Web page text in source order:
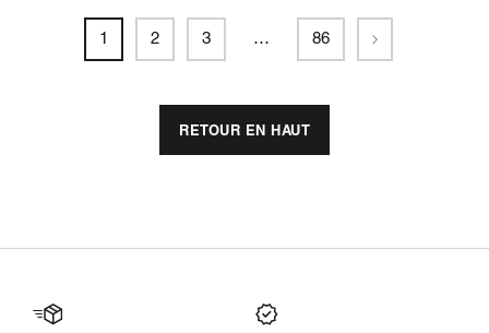
1 2 3 … 86 Suivant
RETOUR EN HAUT